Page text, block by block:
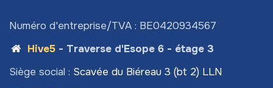
Numéro d'entreprise/TVA : BE0420934567
Hive5- Traverse d'Esope 6 - étage 3
Siège social : Scavée du Biéreau 3 (bt 2) LLN